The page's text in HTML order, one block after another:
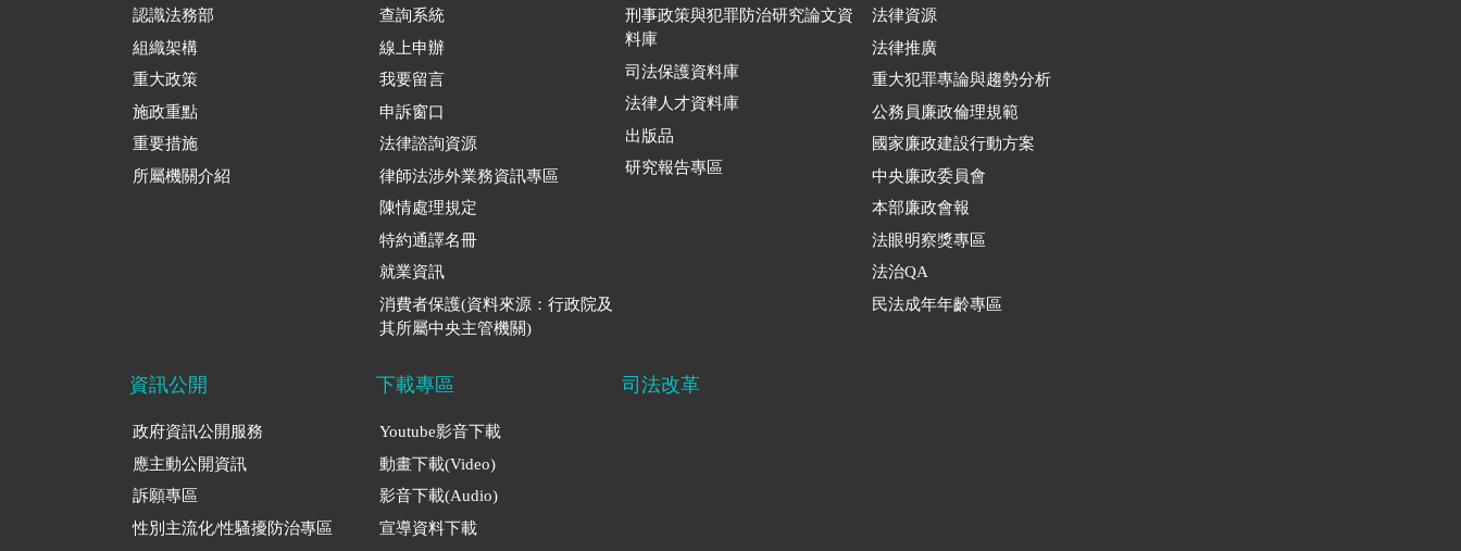
認識法務部
組織架構
重大政策
施政重點
重要措施
所屬機關介紹
查詢系統
線上申辦
我要留言
申訴窗口
法律諮詢資源
律師法涉外業務資訊專區
陳情處理規定
特約通譯名冊
就業資訊
消費者保護(資料來源：行政院及
其所屬中央主管機關)
刑事政策與犯罪防治研究論文資
料庫
司法保護資料庫
法律人才資料庫
出版品
研究報告專區
法律資源
法律推廣
重大犯罪專論與趨勢分析
公務員廉政倫理規範
國家廉政建設行動方案
中央廉政委員會
本部廉政會報
法眼明察獎專區
法治QA
民法成年年齡專區
資訊公開
政府資訊公開服務
應主動公開資訊
訴願專區
性別主流化/性騷擾防治專區
下載專區
Youtube影音下載
動畫下載(Video)
影音下載(Audio)
宣導資料下載
司法改革